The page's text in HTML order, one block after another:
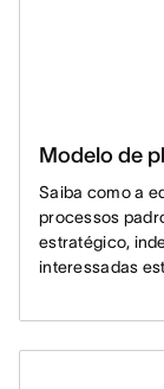
Modelo de
Saiba como a
processos
estratégico,
interessadas